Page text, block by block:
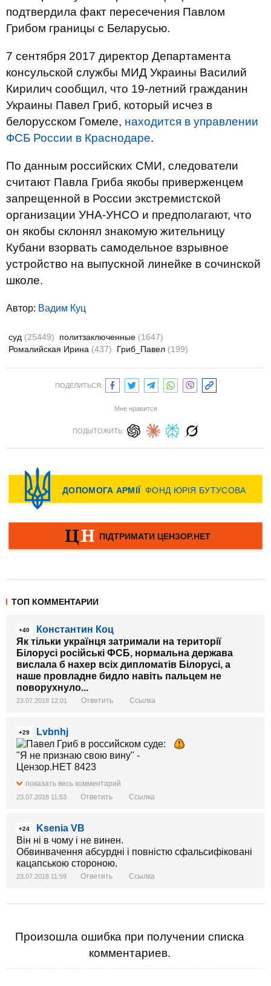
подтвердила факт пересечения Павлом
Грибом границы с Беларусью.
7 сентября 2017 директор Департамента
консульской службы МИД Украины Василий
Кирилич сообщил, что 19-летний гражданин
Украины Павел Гриб, который исчез в
белорусском Гомеле, находится в управлении
ФСБ России в Краснодаре.
По данным российских СМИ, следователи
считают Павла Гриба якобы приверженцем
запрещенной в России экстремистской
организации УНА-УНСО и предполагают, что
он якобы склонял знакомую жительницу
Кубани взорвать самодельное взрывное
устройство на выпускной линейке в сочинской
школе.
Автор: Вадим Куц
суд (25449) политзаключенные (1647)
Ромалийская Ирина (437) Гриб_Павел (199)
ПОДЕЛИТЬСЯ:
Мне нравится
ПОДЫТОЖИТЬ:
ТОП КОММЕНТАРИИ
+40
Константин Коц
Як тільки українця затримали на території
Білорусі російські ФСБ, нормальна держава
вислала б нахер всіх дипломатів Білорусі, а
наше провладне бидло навіть пальцем не
поворухнуло...
23.07.2018 12:01 Ответить Ссылка
+29 Lvbnhj
показать весь комментарий
23.07.2018 11:53 Ответить Ссылка
+24
Ksenia VB
Він ні в чому і не винен.
Обвинвачення абсурдні і повністю сфальсифіковані
кацапською стороною.
23.07.2018 11:59 Ответить Ссылка
Произошла ошибка при получении списка
комментариев.